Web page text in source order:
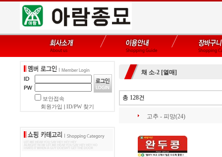
보안접속
회원가입
ID/PW 찾기
채 소-2 [열매]
총 128건
고추 - 피망(24)